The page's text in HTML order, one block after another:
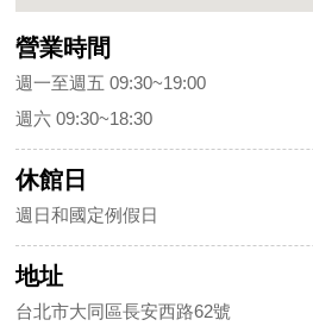
營業時間
週一至週五 09:30~19:00
週六 09:30~18:30
休館日
週日和國定例假日
地址
台北市大同區長安西路62號